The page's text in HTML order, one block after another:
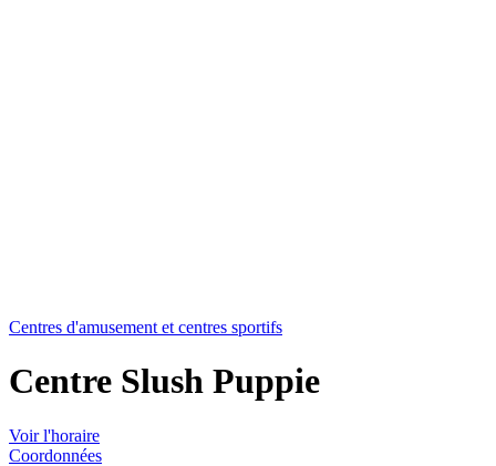
Centres d'amusement et centres sportifs
Centre Slush Puppie
Voir l'horaire
Coordonnées